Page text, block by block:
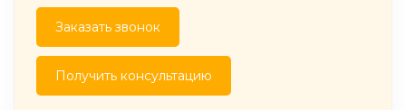
Заказать звонок
Получить консультацию